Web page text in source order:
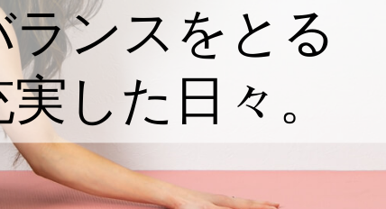
ランスをとる
した日々。